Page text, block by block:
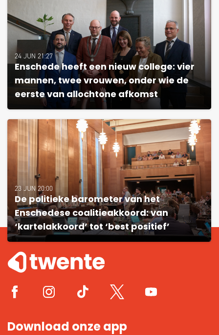
24 JUN 21:27
Enschede heeft een nieuw college: vier
mannen, twee vrouwen, onder wie de
eerste van allochtone afkomst
23 JUN 20:00
De politieke barometer van het
Enschedese coalitieakkoord: van
‘kartelakkoord’ tot ‘best positief’
Download onze app